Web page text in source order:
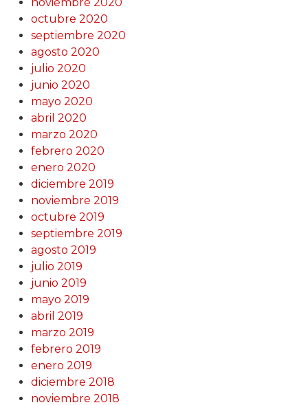
noviembre 2020
octubre 2020
septiembre 2020
agosto 2020
julio 2020
junio 2020
mayo 2020
abril 2020
marzo 2020
febrero 2020
enero 2020
diciembre 2019
noviembre 2019
octubre 2019
septiembre 2019
agosto 2019
julio 2019
junio 2019
mayo 2019
abril 2019
marzo 2019
febrero 2019
enero 2019
diciembre 2018
noviembre 2018